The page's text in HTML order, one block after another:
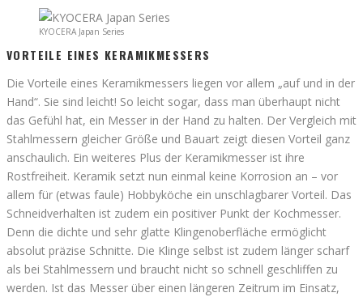
KYOCERA Japan Series
VORTEILE EINES KERAMIKMESSERS
Die Vorteile eines Keramikmessers liegen vor allem „auf und in der
Hand“. Sie sind leicht! So leicht sogar, dass man überhaupt nicht
das Gefühl hat, ein Messer in der Hand zu halten. Der Vergleich mit
Stahlmessern gleicher Größe und Bauart zeigt diesen Vorteil ganz
anschaulich. Ein weiteres Plus der Keramikmesser ist ihre
Rostfreiheit. Keramik setzt nun einmal keine Korrosion an – vor
allem für (etwas faule) Hobbyköche ein unschlagbarer Vorteil. Das
Schneidverhalten ist zudem ein positiver Punkt der Kochmesser.
Denn die dichte und sehr glatte Klingenoberfläche ermöglicht
absolut präzise Schnitte. Die Klinge selbst ist zudem länger scharf
als bei Stahlmessern und braucht nicht so schnell geschliffen zu
werden. Ist das Messer über einen längeren Zeitrum im Einsatz,